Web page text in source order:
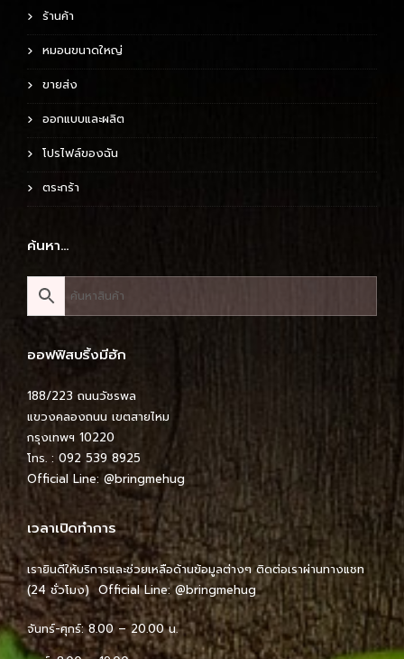
ร้านค้า
หมอนขนาดใหญ่
ขายส่ง
ออกแบบและผลิต
โปรไฟล์ของฉัน
ตระกร้า
ค้นหา…
ออฟฟิสบริ้งมีฮัก
188/223 ถนนวัชรพล
แขวงคลองถนน เขตสายไหม
กรุงเทพฯ 10220
โทร. : 092 539 8925
Official Line: @bringmehug
เวลาเปิดทำการ
เรายินดีให้บริการและช่วยเหลือด้านข้อมูลต่างๆ ติดต่อเราผ่านทางแชท
(24 ชั่วโมง) Official Line:@bringmehug
จันทร์-ศุกร์: 8.00 – 20.00 น.